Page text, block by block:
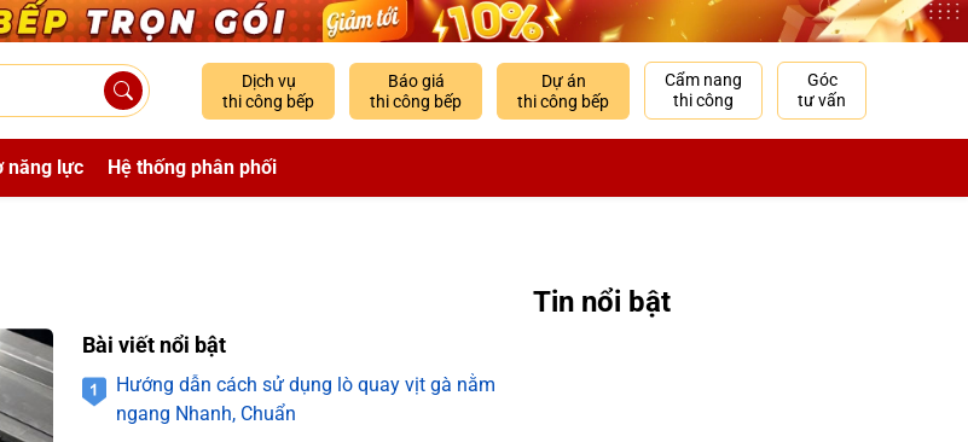
Dịch vụ
thi công bếp
Báo giá
thi công bếp
Dự án
thi công bếp
Cẩm nang
thi công
Góc
tư vấn
năng lực Hệ thống phân phối
Bài viết nổi bật
Hướng dẫn cách sử dụng lò quay vịt gà nằm
ngang Nhanh, Chuẩn
Tin nổi bật